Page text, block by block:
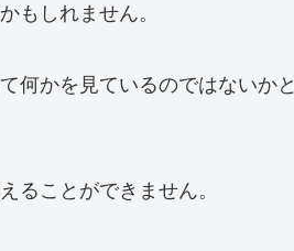
もしれません。
何かを見ているのではないかと
ることができません。